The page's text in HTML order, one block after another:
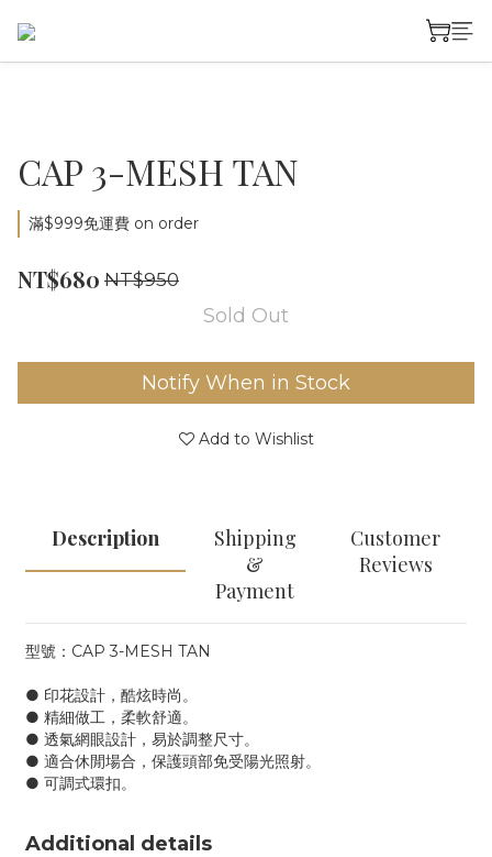
CAP 3-MESH TAN
滿$999免運費 on order
NT$680 NT$950
Sold Out
Notify When in Stock
Add to Wishlist
Description
Shipping
&
Payment
Customer
Reviews
型號：CAP 3-MESH TAN
● 印花設計，酷炫時尚。
● 精細做工，柔軟舒適。
● 透氣網眼設計，易於調整尺寸。
● 適合休閒場合，保護頭部免受陽光照射。
● 可調式環扣。
Additional details